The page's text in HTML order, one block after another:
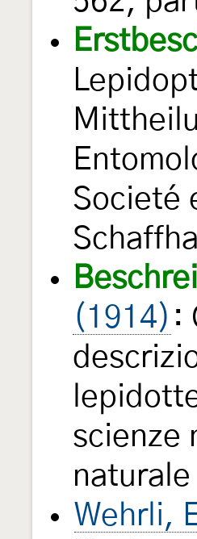
Societé
(1914) :
scienze
Wehrli,